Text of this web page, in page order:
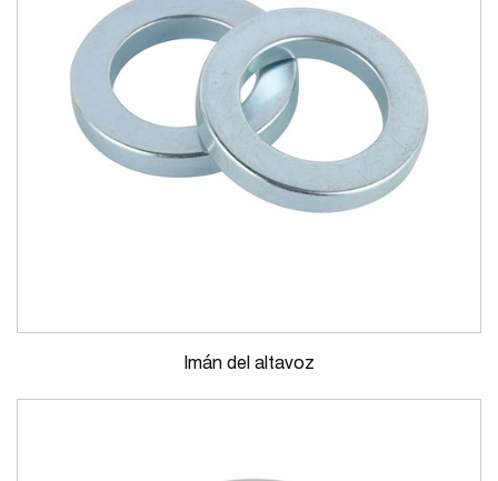
Imán del altavoz